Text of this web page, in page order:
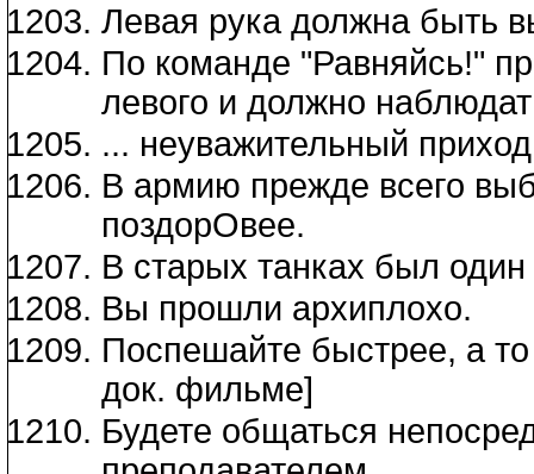
Левая рука должна быть
По команде "Равняйсь!"
левого и должно
... неуважительный
В армию прежде всего
поздорОвее.
В старых танках был
Вы прошли архиплохо.
Поспешайте быстрее, а
док. фильме]
Будете общаться